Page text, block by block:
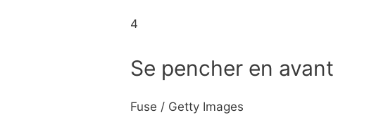
4
Se pencher en avant
Fuse / Getty Images